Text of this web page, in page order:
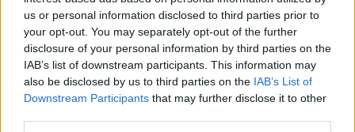
us or personal information disclosed to third parties prior to
your opt-out. You may separately opt-out of the further
disclosure of your personal information by third parties on the
IAB’s list of downstream participants. This information may
also be disclosed by us to third parties on the IAB’s List of
Downstream Participants that may further disclose it to other
comunali furono, per anni, sottoposti a continue pressioni. Lo
stesso accadde alcuni anni dopo per la pineta di Baratti e per il
parco archeologico e naturalistico di Populonia, dove il Comune
incontrò la resistenza della società proprietaria dei terreni. Anche
qui dopo i vari passaggi in Consiglio comunale fu necessario
difendersi, per il Comune, nei diversi tribunali civili, amministrativi,
dal Tar al Consiglio di Stato. E sempre il Comune di Piombino si è
difeso, avvalendosi dei vari uffici comunali per la produzione di atti